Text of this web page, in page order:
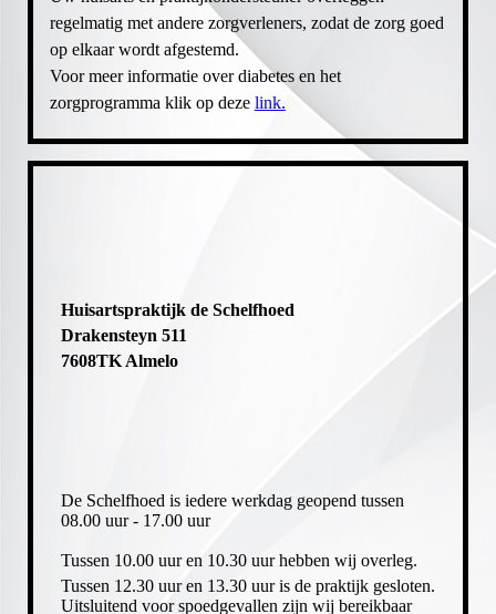
regelmatig met andere zorgverleners, zodat de zorg goed
op elkaar wordt afgestemd.
Voor meer informatie over diabetes en het
zorgprogramma klik op deze link.
Huisartspraktijk de Schelfhoed
Drakensteyn 511
7608TK Almelo
De Schelfhoed is iedere werkdag geopend tussen
08.00 uur - 17.00 uur
Tussen 10.00 uur en 10.30 uur hebben wij overleg.
Tussen 12.30 uur en 13.30 uur is de praktijk gesloten.
Uitsluitend voor spoedgevallen zijn wij bereikbaar